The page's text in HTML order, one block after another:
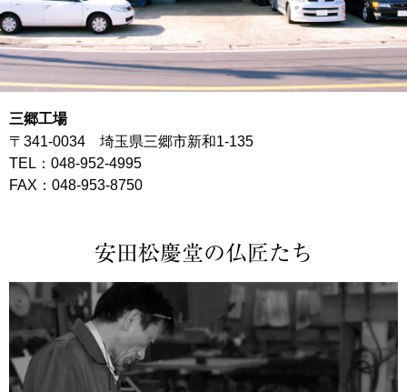
三郷工場
〒341-0034 埼玉県三郷市新和1-135
TEL：048-952-4995
FAX：048-953-8750
安田松慶堂の仏匠たち